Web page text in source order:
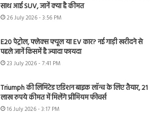
साथ आई SUV, जानें क्या है कीमत
26 July 2026 - 3:56 PM
E20 पेट्रोल, फ्लेक्स फ्यूल या EV कार? नई गाड़ी खरीदने से
पहले जानें किसमें है ज्यादा फायदा
23 July 2026 - 7:41 PM
Triumph की लिमिटेड एडिशन बाइक लॉन्च के लिए तैयार, 21
लाख रुपये कीमत में मिलेंगे प्रीमियम फीचर्स
16 July 2026 - 3:17 PM